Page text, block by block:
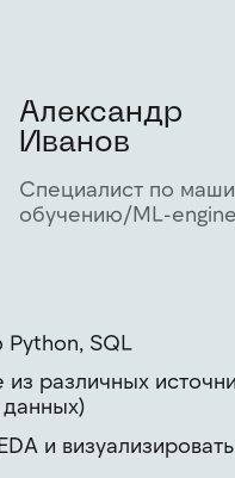
Александр
Иванов
Специалист по
обучению/ML-
SQL
различных
и